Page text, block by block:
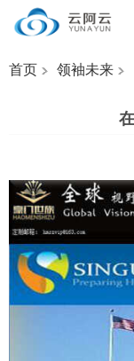
首页 领袖未来